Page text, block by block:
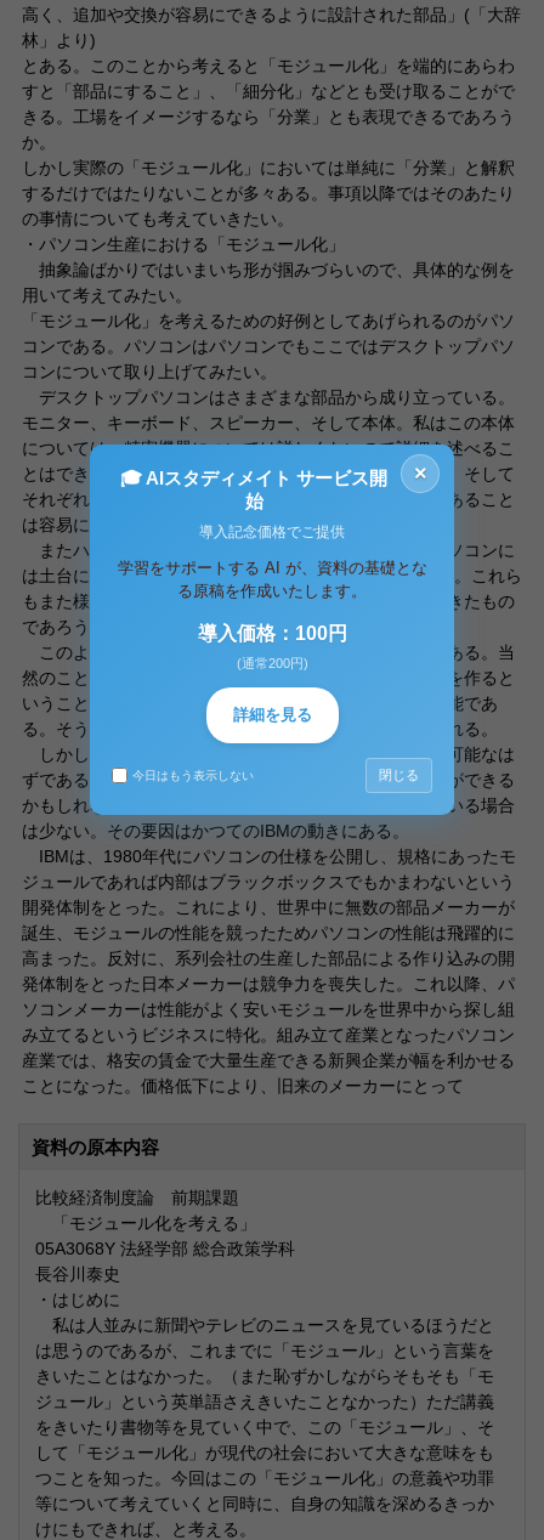
高く、追加や交換が容易にできるように設計された部品」(「大辞
林」より)
とある。このことから考えると「モジュール化」を端的にあらわ
すと「部品にすること」、「細分化」などとも受け取ることがで
きる。工場をイメージするなら「分業」とも表現できるであろう
か。
しかし実際の「モジュール化」においては単純に「分業」と解釈
するだけではたりないことが多々ある。事項以降ではそのあたり
の事情についても考えていきたい。
・パソコン生産における「モジュール化」
抽象論ばかりではいまいち形が掴みづらいので、具体的な例を
用いて考えてみたい。
「モジュール化」を考えるための好例としてあげられるのがパソ
コンである。パソコンはパソコンでもここではデスクトップパソ
コンについて取り上げてみたい。
デスクトップパソコンはさまざまな部品から成り立っている。
モニター、キーボード、スピーカー、そして本体。私はこの本体
については、精密機器については詳しくないので詳細を述べるこ
とはできない。だがこの中には様々な基盤が入っており、そして
それぞれいろいろな行程を経て出来上がってきたものであること
は容易に想像できる。
またハードの他にソフトの面も忘れてはならない。パソコンに
は土台にOSを吸えその他いろいろなソフトが入っている。これら
もまた様々な会社でいろいろな行程を経てできあがってきたもの
であろう。
このような部品それぞれが、すべて「モジュール」である。当
然のことであるが一個人、また一団体が単独でパソコンを作ると
いうことを最初から最後まで絶対といっていいほど不可能であ
る。そういった意味で分業は自然発生的なものと考えられる。
しかし系列会社をかかえ、その中で作るということは可能なは
ずである。この場合大きな意味で「一団体」という表現ができる
かもしれない。ただ実際にはそのような形で運営されている場合
は少ない。その要因はかつてのIBMの動きにある。
IBMは、1980年代にパソコンの仕様を公開し、規格にあったモ
ジュールであれば内部はブラックボックスでもかまわないという
開発体制をとった。これにより、世界中に無数の部品メーカーが
誕生、モジュールの性能を競ったためパソコンの性能は飛躍的に
高まった。反対に、系列会社の生産した部品による作り込みの開
発体制をとった日本メーカーは競争力を喪失した。これ以降、パ
ソコンメーカーは性能がよく安いモジュールを世界中から探し組
み立てるというビジネスに特化。組み立て産業となったパソコン
産業では、格安の賃金で大量生産できる新興企業が幅を利かせる
ことになった。価格低下により、旧来のメーカーにとって
資料の原本内容
比較経済制度論 前期課題
「モジュール化を考える」
05A3068Y 法経学部 総合政策学科
長谷川泰史
・はじめに
私は人並みに新聞やテレビのニュースを見ているほうだと
は思うのであるが、これまでに「モジュール」という言葉を
きいたことはなかった。（また恥ずかしながらそもそも「モ
ジュール」という英単語さえきいたことなかった）ただ講義
をきいたり書物等を見ていく中で、この「モジュール」、そ
して「モジュール化」が現代の社会において大きな意味をも
つことを知った。今回はこの「モジュール化」の意義や功罪
等について考えていくと同時に、自身の知識を深めるきっか
けにもできれば、と考える。
×
🎓 AIスタディメイト サービス開
始
導入記念価格でご提供
学習をサポートする AI が、資料の基礎とな
る原稿を作成いたします。
導入価格：100円
(通常200円)
詳細を見る
今日はもう表示しない 閉じる